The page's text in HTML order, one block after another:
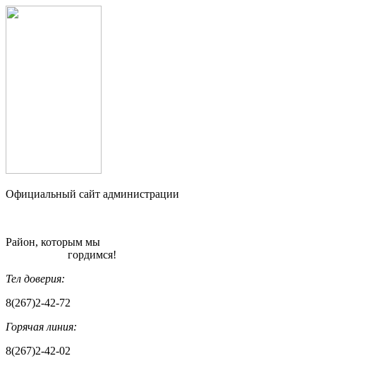
Официальный сайт администрации
Район, которым мы
гордимся!
Тел доверия:
8(267)2-42-72
Горячая линия:
8(267)2-42-02